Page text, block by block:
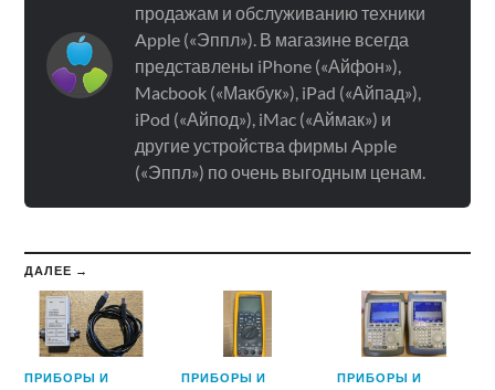
продажам и обслуживанию техники
Apple («Эппл»). В магазине всегда
представлены iPhone («Айфон»),
Macbook («Макбук»), iPad («Айпад»),
iPod («Айпод»), iMac («Аймак») и
другие устройства фирмы Apple
(«Эппл») по очень выгодным ценам.
ДАЛЕЕ →
ПРИБОРЫ И
ПРИБОРЫ И
ПРИБОРЫ И